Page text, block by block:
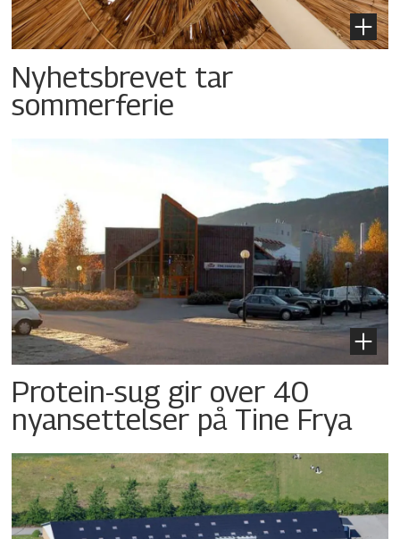
Nyhetsbrevet tar
sommerferie
Protein-sug gir over 40
nyansettelser på Tine Frya